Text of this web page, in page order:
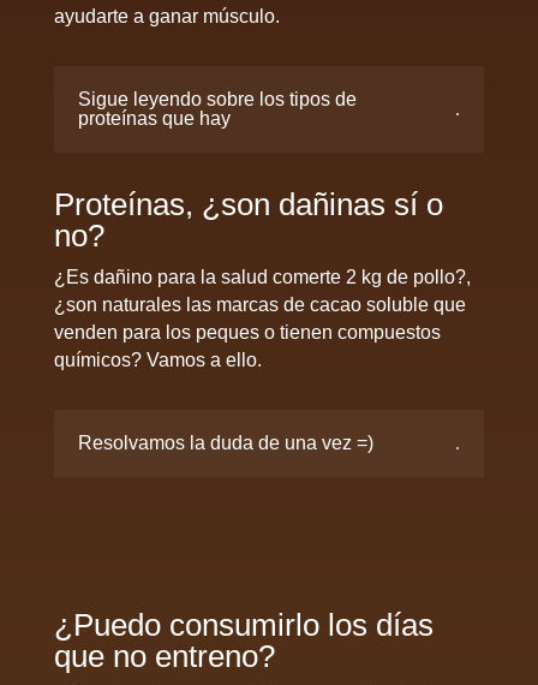
ayudarte a ganar músculo.
Sigue leyendo sobre los tipos de
proteínas que hay
Proteínas, ¿son dañinas sí o
no?
¿Es dañino para la salud comerte 2 kg de pollo?,
¿son naturales las marcas de cacao soluble que
venden para los peques o tienen compuestos
químicos? Vamos a ello.
Resolvamos la duda de una vez =)
¿Puedo consumirlo los días
que no entreno?